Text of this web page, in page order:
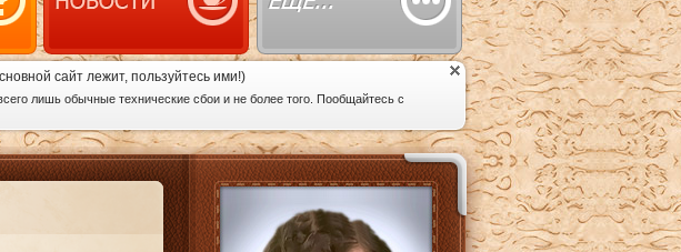
сайт лежит, пользуйтесь ими!)
лишь обычные технические сбои и не более того. Пообщайтесь с